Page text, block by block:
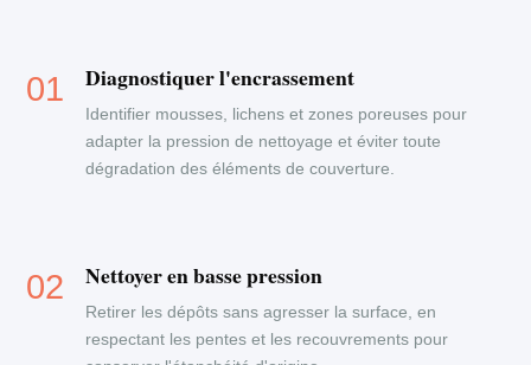
Diagnostiquer l'encrassement
Identifier mousses, lichens et zones poreuses pour
adapter la pression de nettoyage et éviter toute
dégradation des éléments de couverture.
Nettoyer en basse pression
Retirer les dépôts sans agresser la surface, en
respectant les pentes et les recouvrements pour